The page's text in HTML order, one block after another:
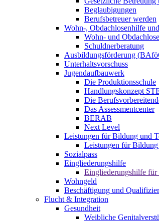
Beglaubigungen
Berufsbetreuer werden
Wohn-, Obdachlosenhilfe
Wohn- und
Schuldnerberatung
Ausbildungsförderung
Unterhaltsvorschuss
Jugendaufbauwerk
Die Produktionsschule
Handlungskonzept
Die
Das Assessmentcenter
BERAB
Next Level
Leistungen für Bildung und
Leistungen für
Sozialpass
Eingliederungshilfe
Eingliederungshilfe für
Wohngeld
Beschäftigung und
Flucht & Integration
Gesundheit
Weibliche